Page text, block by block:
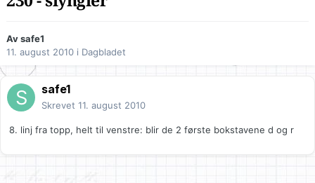
Avsafe1
11. august 2010 i Dagbladet
safe1
Skrevet 11. august 2010
8. linj fra topp, helt til venstre: blir de 2 første bokstavene d og r